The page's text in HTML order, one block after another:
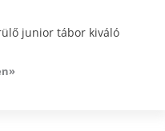
junior tábor kiváló